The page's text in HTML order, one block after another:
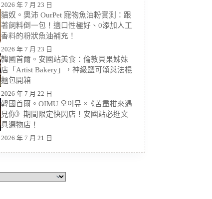
2026 年 7 月 23 日
貓奴。奧沛 OurPet 寵物魚油粉實測：跟
著飼料倒一包！適口性極好、0添加人工
香料的粉狀魚油補充！
2026 年 7 月 23 日
韓國首爾。安國站美食：倫敦貝果姊妹
店「Artist Bakery」，神級鹽可頌與法棍
麵包開箱
2026 年 7 月 22 日
韓國首爾。OIMU 오이뮤 ×《苦盡柑來遇
見你》期間限定快閃店！安國站必逛文
具選物店！
2026 年 7 月 21 日